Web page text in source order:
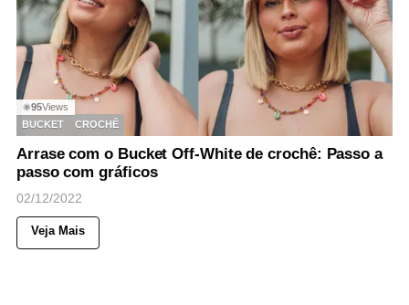
◉95Views
BUCKET
CROCHÊ
Arrase com o Bucket Off-White de crochê: Passo a
passo com gráficos
02/12/2022
Veja Mais